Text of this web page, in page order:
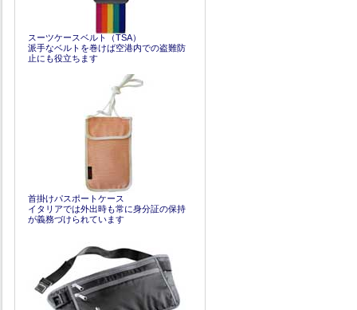
スーツケースベルト（TSA）
派手なベルトを巻けば空港内での盗難防
止にも役立ちます
首掛けパスポートケース
イタリアでは外出時も常に身分証の保持
が義務づけられています